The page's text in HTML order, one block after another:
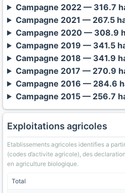
Campagne 2022 — 316.7
Campagne 2021 — 267.5
Campagne 2020 — 308.9
Campagne 2019 — 341.5
Campagne 2018 — 341.9
Campagne 2017 — 270.9
Campagne 2016 — 284.6
Campagne 2015 — 256.7
Exploitations agricoles
Etablissements agricoles identifies a
(codes d’activite agricole), des
en agriculture biologique.
Total